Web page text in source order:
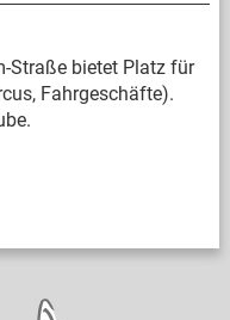
Straße bietet Platz für
Fahrgeschäfte).